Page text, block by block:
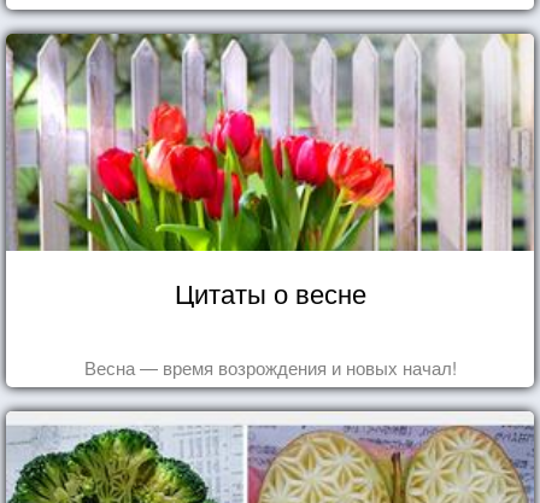
Цитаты о весне
Весна — время возрождения и новых начал!